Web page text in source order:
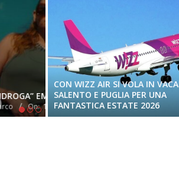
“SALENTU” GABRY SANTOS
By: marco On: 9 Luglio 2026
CON WIZZ AIR SI VOLA IN
SALENTO E PUGLIA PER UNA
FANTASTICA ESTATE 2026